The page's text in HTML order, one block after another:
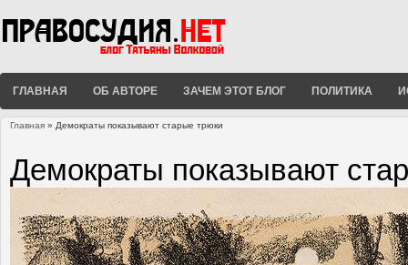
ГЛАВНАЯ ОБ АВТОРЕ ЗАЧЕМ ЭТОТ БЛОГ ПОЛИТИКА
Главная » Демократы показывают старые трюки
Демократы показывают